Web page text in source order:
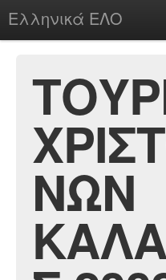
Ελληνικά ΕΛΟ
chesstu.be @ discord
LoginΝΩΝ